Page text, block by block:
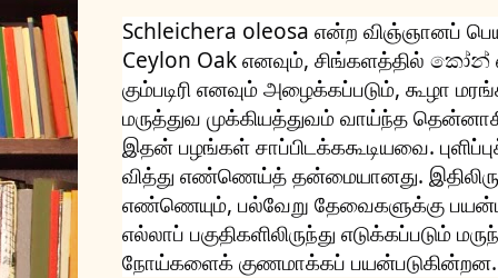
Schleichera oleosa என்ற விஞ்ஞானப்
Ceylon Oak எனவும், சிங்களத்தில் කෝන්
கும்படிரி எனவும் அழைக்கப்படும், கூழா
மருத்துவ முக்கியத்துவம் வாய்ந்த
இதன்பழங்கள் சாப்பிடக்ககூடியவை.
வித்து எண்ணெய்த் தன்மையானது.
எண்ணெயும், பல்வேறு தேவைகளுக்கு
எல்லாப் பகுதிகளிலிருந்து எடுக்கப்படும்
நோய்களைக் குணமாக்கப் பயன்படுகின்றன.